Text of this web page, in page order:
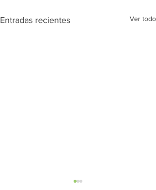
Entradas recientes Ver todo